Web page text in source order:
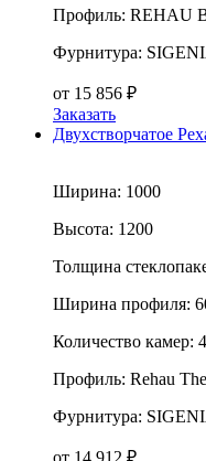
Профиль: REHAU
Фурнитура:
от 15 856 ₽
Заказать
Двухстворчатое
Ширина: 1000
Высота: 1200
Толщина
Ширина профиля:
Количество камер: 4
Профиль: Rehau
Фурнитура:
от 14 912 ₽